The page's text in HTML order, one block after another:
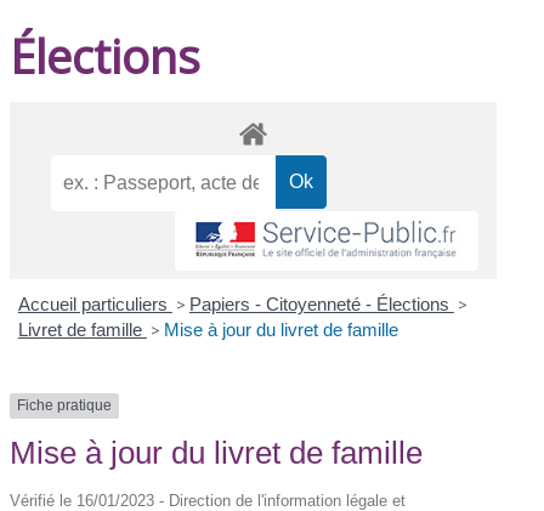
Élections
Accueil particuliers > Papiers - Citoyenneté - Élections >
Livret de famille > Mise à jour du livret de famille
Fiche pratique
Mise à jour du livret de famille
Vérifié le 16/01/2023 - Direction de l'information légale et